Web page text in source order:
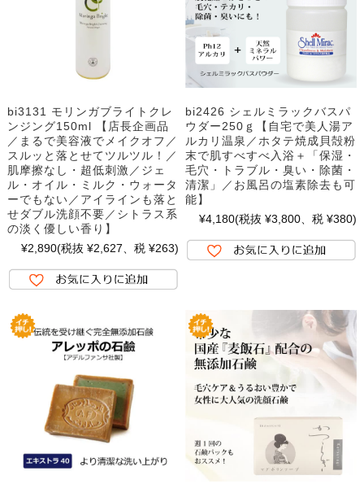
bi3131 モリンガブライトクレ
ンジング150ml 【店長企画品
／まるで美容液でメイクオフ／
スルッと落とせてツルツル！／
肌摩擦なし・超低刺激／ジェ
ル・オイル・ミルク・ウォータ
ーでもない／アイラインも落と
せダブル洗顔不要／シトラス系
の淡く優しい香り】
¥2,890(税抜 ¥2,627、税 ¥263)
bi2426 シェルミラックバスパ
ウダー250ｇ【自宅で美人湯ア
ルカリ温泉／ホタテ焼成貝殻粉
末で肌すべすべ入浴＋「保湿・
毛穴・トラブル・臭い・除菌・
清潔」／お風呂の塩素除去も可
能】
¥4,180(税抜 ¥3,800、税 ¥380)